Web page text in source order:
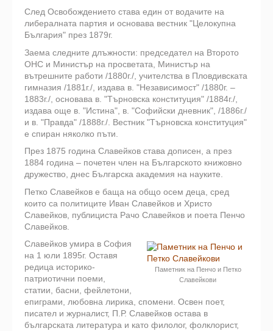
След Освобождението става един от водачите на
либералната партия и основава вест­ник "Целокупна
България" през 1879г.
Заема следните длъжности: председател на Второто
ОНС и Министър на просветата, Министър на
вътрешните работи /1880г./, учителства в Пловдивската
гимназия /1881г./, издава в. "Независимост" /1880г. –
1883г./, основава в. "Търновска конституция" /1884г./,
издава още в. "Истина", в. "Софийски дневник", /1886г./
и в. "Правда" /1888г./. Вестник "Търновска конституция"
е спиран няколко пъти.
През 1875 година Славейков става дописен, а през
1884 година – почетен член на Бъл­гарското книжовно
дружество, днес Българска академия на науките.
Петко Славейков е баща на общо осем деца, сред
които са политиците Иван Славейков и Христо
Славейков, публициста Рачо Славейков и поета Пенчо
Славейков.
Паметник на Пенчо и Петко
Славейкови
Славейков умира в София
на 1 юли 1895г. Оставя
редица историко-
патриотични поеми,
статии, басни, фейлетони,
епиграми, любовна лирика, спомени. Освен поет,
писател и журналист, П.Р. Славейков остава в
българската литература и като филолог, фолкло­рист,